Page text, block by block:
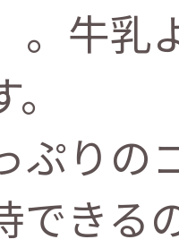
。牛乳
ぷりの
できる